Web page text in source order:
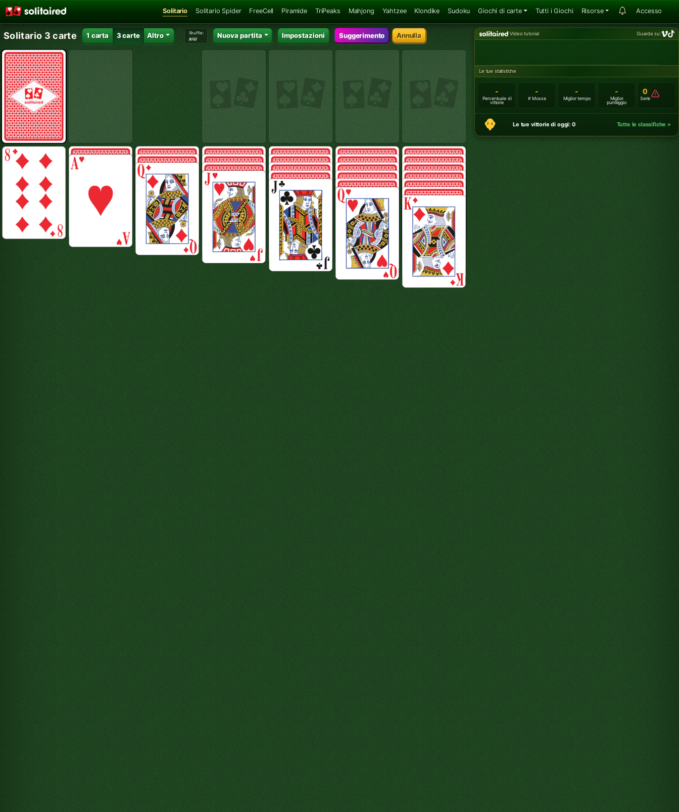
Solitario Solitario Spider FreeCell Piramide TriPeaks Mahjong Yahtzee Klondike Sudoku Giochi di carte Tutti i Giochi Risorse Accesso
Solitario 3 carte 1 carta 3 carte Altro
Shuffle:
/cU/
Nuova partita Impostazioni Suggerimento Annulla Video tutorial Guarda su:
Le tue statistiche
-
Percentuale di
vittorie
-
# Mosse
-
Miglior tempo
-
Miglior
punteggio
0
Serie
Le tue vittorie di oggi: 0 Tutte le classifiche »